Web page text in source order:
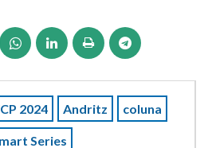
2024 Andritz coluna
Series